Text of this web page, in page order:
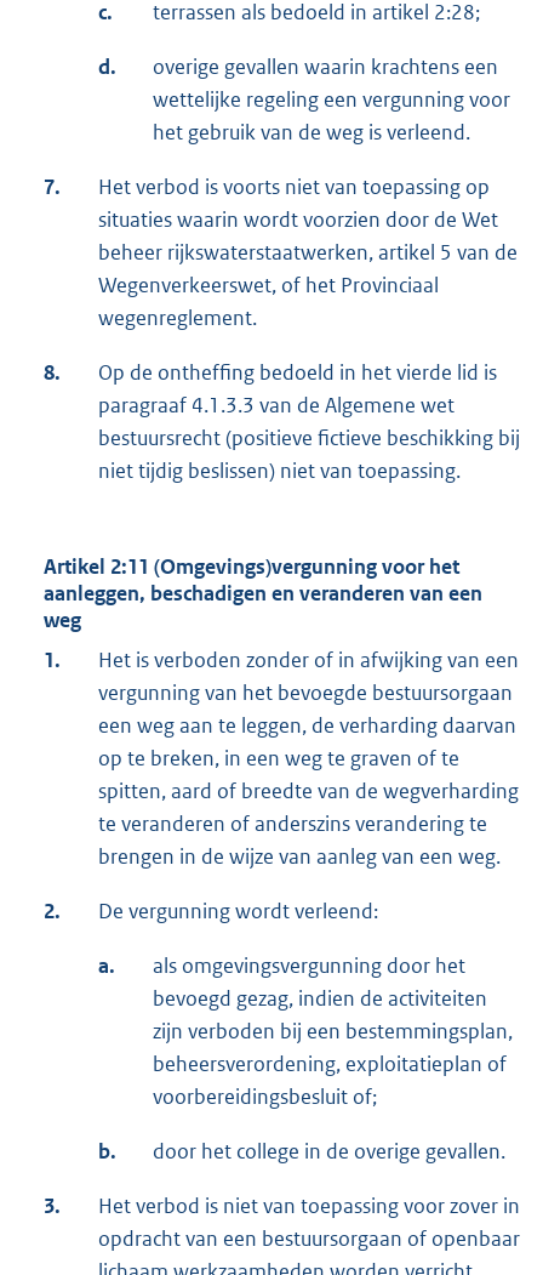
c. terrassen als bedoeld in artikel 2:28;
d.
overige gevallen waarin krachtens een
wettelijke regeling een vergunning voor
het gebruik van de weg is verleend.
7.
Het verbod is voorts niet van toepassing op
situaties waarin wordt voorzien door de Wet
beheer rijkswaterstaatwerken, artikel 5 van de
Wegenverkeerswet, of het Provinciaal
wegenreglement.
8.
Op de ontheffing bedoeld in het vierde lid is
paragraaf 4.1.3.3 van de Algemene wet
bestuursrecht (positieve fictieve beschikking bij
niet tijdig beslissen) niet van toepassing.
Artikel 2:11 (Omgevings)vergunning voor het
aanleggen, beschadigen en veranderen van een
weg
1.
Het is verboden zonder of in afwijking van een
vergunning van het bevoegde bestuursorgaan
een weg aan te leggen, de verharding daarvan
op te breken, in een weg te graven of te
spitten, aard of breedte van de wegverharding
te veranderen of anderszins verandering te
brengen in de wijze van aanleg van een weg.
2. De vergunning wordt verleend:
a.
als omgevingsvergunning door het
bevoegd gezag, indien de activiteiten
zijn verboden bij een bestemmingsplan,
beheersverordening, exploitatieplan of
voorbereidingsbesluit of;
b. door het college in de overige gevallen.
3.
Het verbod is niet van toepassing voor zover in
opdracht van een bestuursorgaan of openbaar